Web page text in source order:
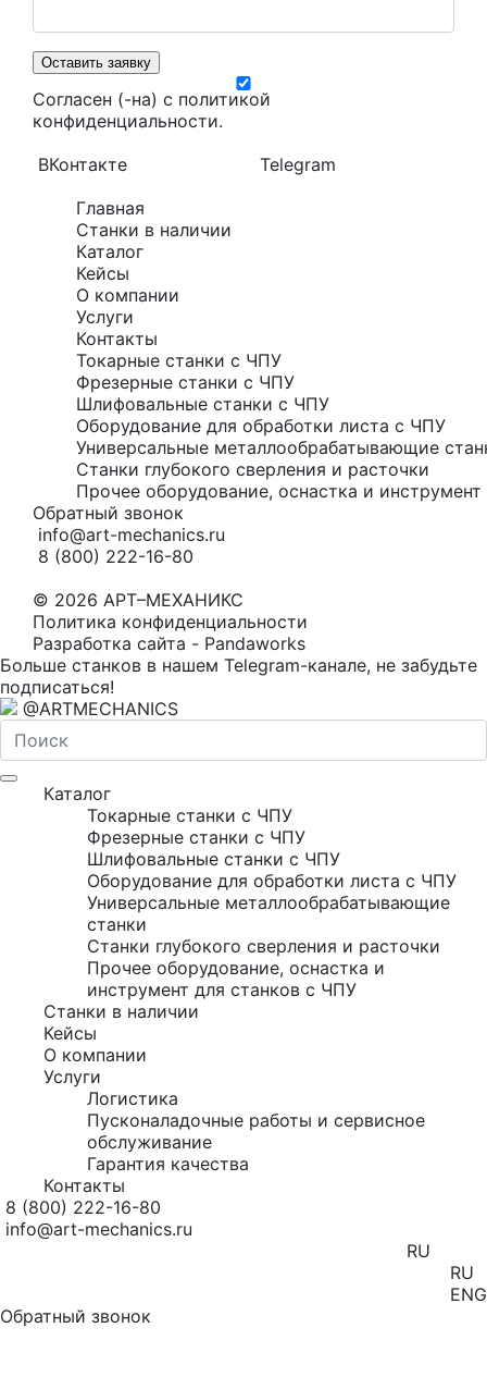
Оставить заявку
Согласен (-на) с политикой
конфиденциальности.
ВКонтакте
Telegram
Главная
Станки в наличии
Каталог
Кейсы
О компании
Услуги
Контакты
Токарные станки с ЧПУ
Фрезерные станки с ЧПУ
Шлифовальные станки с ЧПУ
Оборудование для обработки листа с ЧПУ
Универсальные металлообрабатывающие
Станки глубокого сверления и расточки
Прочее оборудование, оснастка и
Обратный звонок
info@art-mechanics.ru
8 (800) 222-16-80
© 2026 АРТ–МЕХАНИКС
Политика конфиденциальности
Разработка сайта - Pandaworks
Больше станков в нашем Telegram-канале, не забудьте
подписаться!
@ARTMECHANICS
Каталог
Токарные станки с ЧПУ
Фрезерные станки с ЧПУ
Шлифовальные станки с ЧПУ
Оборудование для обработки листа с ЧПУ
Универсальные металлообрабатывающие
станки
Станки глубокого сверления и расточки
Прочее оборудование, оснастка и
инструмент для станков с ЧПУ
Станки в наличии
Кейсы
О компании
Услуги
Логистика
Пусконаладочные работы и сервисное
обслуживание
Гарантия качества
Контакты
8 (800) 222-16-80
info@art-mechanics.ru
RU
RU
ENG
Обратный звонок